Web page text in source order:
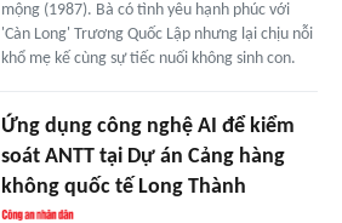
mộng (1987). Bà có tình yêu hạnh phúc với
'Càn Long' Trương Quốc Lập nhưng lại chịu nỗi
khổ mẹ kế cùng sự tiếc nuối không sinh con.
Ứng dụng công nghệ AI để kiểm
soát ANTT tại Dự án Cảng hàng
không quốc tế Long Thành